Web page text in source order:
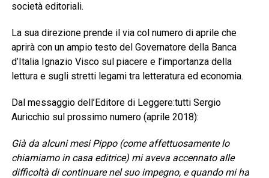
società editoriali.
La sua direzione prende il via col numero di aprile che
aprirà con un ampio testo del Governatore della Banca
d’Italia Ignazio Visco sul piacere e l’importanza della
lettura e sugli stretti legami tra letteratura ed economia.
Dal messaggio dell’Editore di Leggere:tutti Sergio
Auricchio sul prossimo numero (aprile 2018):
Già da alcuni mesi Pippo (come affettuosamente lo
chiamiamo in casa editrice) mi aveva accennato alle
difficoltà di continuare nel suo impegno, e quando mi ha